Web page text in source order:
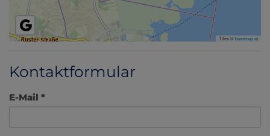
Tiles ©basemap.at
Kontaktformular
E-Mail